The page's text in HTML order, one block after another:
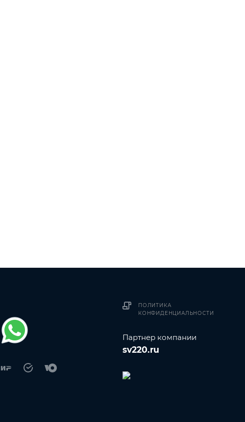
ПОЛИТИКА
КОНФИДЕНЦИАЛЬНОСТИ
Партнер компании
sv220.ru